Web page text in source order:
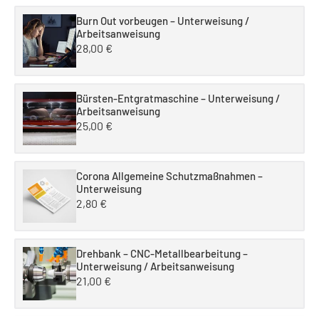
Burn Out vorbeugen – Unterweisung /
Arbeitsanweisung
28,00 €
Bürsten-Entgratmaschine – Unterweisung /
Arbeitsanweisung
25,00 €
Corona Allgemeine Schutzmaßnahmen –
Unterweisung
2,80 €
Drehbank – CNC-Metallbearbeitung –
Unterweisung / Arbeitsanweisung
21,00 €